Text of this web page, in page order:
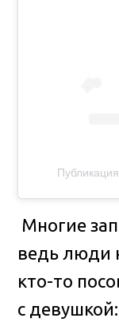
Многие
ведь люди
кто-то
с девушкой: